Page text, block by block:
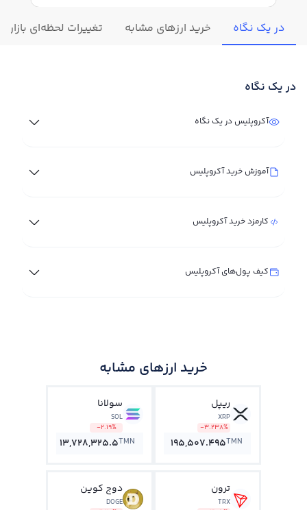
در یک نگاه خرید ارزهای مشابه تغییرات لحظه‌ای بازار
در یک نگاه
آکروپلیس در یک نگاه
آموزش خرید آکروپلیس
کارمزد خرید آکروپلیس
کیف پول‌های آکروپلیس
خرید ارزهای مشابه
ریپل
XRP
-3.238%
195,507.495TMN
سولانا
SOL
-2.19%
13,728,325.5TMN
ترون
TRX
دوج کوین
DOGE